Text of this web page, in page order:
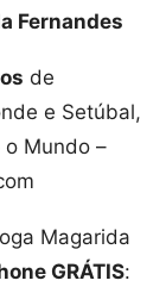
Fernandes
de
e Setúbal,
o Mundo –
Magarida
GRÁTIS: